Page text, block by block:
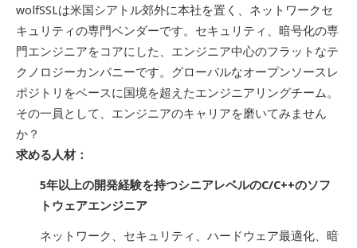
wolfSSLは米国シアトル郊外に本社を置く、ネットワークセ
キュリティの専門ベンダーです。セキュリティ、暗号化の専
門エンジニアをコアにした、エンジニア中心のフラットなテ
クノロジーカンパニーです。グローバルなオープンソースレ
ポジトリをベースに国境を超えたエンジニアリングチーム。
その一員として、エンジニアのキャリアを磨いてみません
か？
求める人材：
5年以上の開発経験を持つシニアレベルのC/C++のソフ
トウェアエンジニア
ネットワーク、セキュリティ、ハードウェア最適化、暗